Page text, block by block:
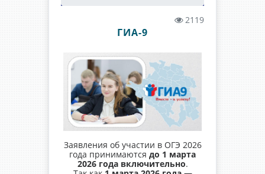
2119
ГИА-9
Заявления об участии в ОГЭ 2026
года принимаются до 1 марта
2026 года включительно.